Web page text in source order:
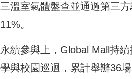
溫室氣體盤查並通過第三
。
續參與上，Global Mall持
與校園巡迴，累計舉辦36